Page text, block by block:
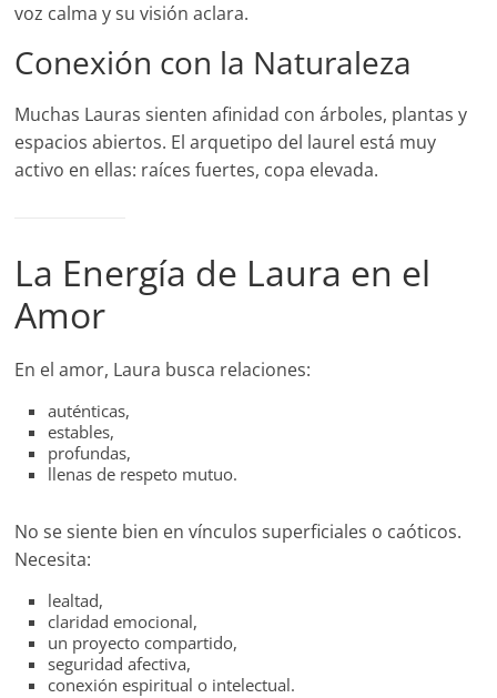
voz calma y su visión aclara.
Conexión con la Naturaleza
Muchas Lauras sienten afinidad con árboles, plantas y
espacios abiertos. El arquetipo del laurel está muy
activo en ellas: raíces fuertes, copa elevada.
La Energía de Laura en el
Amor
En el amor, Laura busca relaciones:
auténticas,
estables,
profundas,
llenas de respeto mutuo.
No se siente bien en vínculos superficiales o caóticos.
Necesita:
lealtad,
claridad emocional,
un proyecto compartido,
seguridad afectiva,
conexión espiritual o intelectual.